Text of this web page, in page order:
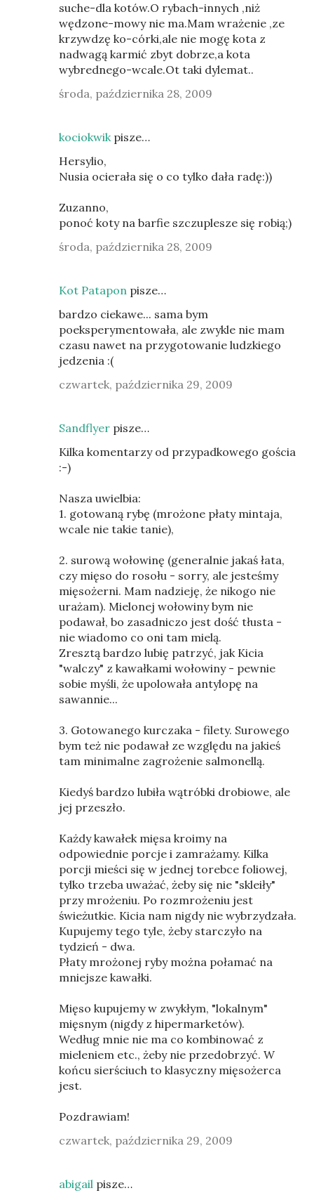
suche-dla kotów.O rybach-innych ,niż
wędzone-mowy nie ma.Mam wrażenie ,ze
krzywdzę ko-córki,ale nie mogę kota z
nadwagą karmić zbyt dobrze,a kota
wybrednego-wcale.Ot taki dylemat..
środa, października 28, 2009
kociokwikpisze…
Hersylio,
Nusia ocierała się o co tylko dała radę:))
Zuzanno,
ponoć koty na barfie szczuplesze się robią;)
środa, października 28, 2009
Kot Patapon pisze…
bardzo ciekawe... sama bym
poeksperymentowała, ale zwykle nie mam
czasu nawet na przygotowanie ludzkiego
jedzenia :(
czwartek, października 29, 2009
Sandflyer pisze…
Kilka komentarzy od przypadkowego gościa
:-)
Nasza uwielbia:
1. gotowaną rybę (mrożone płaty mintaja,
wcale nie takie tanie),
2. surową wołowinę (generalnie jakaś łata,
czy mięso do rosołu - sorry, ale jesteśmy
mięsożerni. Mam nadzieję, że nikogo nie
urażam). Mielonej wołowiny bym nie
podawał, bo zasadniczo jest dość tłusta -
nie wiadomo co oni tam mielą.
Zresztą bardzo lubię patrzyć, jak Kicia
"walczy" z kawałkami wołowiny - pewnie
sobie myśli, że upolowała antylopę na
sawannie...
3. Gotowanego kurczaka - filety. Surowego
bym też nie podawał ze względu na jakieś
tam minimalne zagrożenie salmonellą.
Kiedyś bardzo lubiła wątróbki drobiowe, ale
jej przeszło.
Każdy kawałek mięsa kroimy na
odpowiednie porcje i zamrażamy. Kilka
porcji mieści się w jednej torebce foliowej,
tylko trzeba uważać, żeby się nie "skleiły"
przy mrożeniu. Po rozmrożeniu jest
świeżutkie. Kicia nam nigdy nie wybrzydzała.
Kupujemy tego tyle, żeby starczyło na
tydzień - dwa.
Płaty mrożonej ryby można połamać na
mniejsze kawałki.
Mięso kupujemy w zwykłym, "lokalnym"
mięsnym (nigdy z hipermarketów).
Według mnie nie ma co kombinować z
mieleniem etc., żeby nie przedobrzyć. W
końcu sierściuch to klasyczny mięsożerca
jest.
Pozdrawiam!
czwartek, października 29, 2009
abigail pisze…